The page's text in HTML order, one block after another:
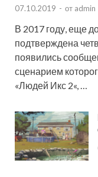
07.10.2019 - от admin
В 2017 году, еще
подтверждена
появились
сценарием
«Людей Икс 2«, …